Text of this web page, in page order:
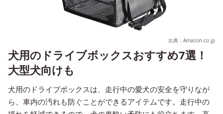
出典：Amazon.co.jp
犬用のドライブボックスおすすめ7選！
大型犬向けも
犬用のドライブボックスは、走行中の愛犬の安全を守りなが
ら、車内の汚れも防ぐことができるアイテムです。走行中の